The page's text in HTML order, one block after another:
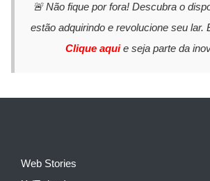
🚨 Não fique por fora! Descubra o
estão adquirindo e revolucione seu lar.
Clique aquie seja parte da
Web Stories